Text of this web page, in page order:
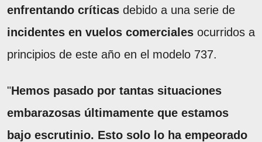
enfrentando críticas debido a una serie de
incidentes en vuelos comerciales ocurridos a
principios de este año en el modelo 737.
"Hemos pasado por tantas situaciones
embarazosas últimamente que estamos
bajo escrutinio. Esto solo lo ha empeorado